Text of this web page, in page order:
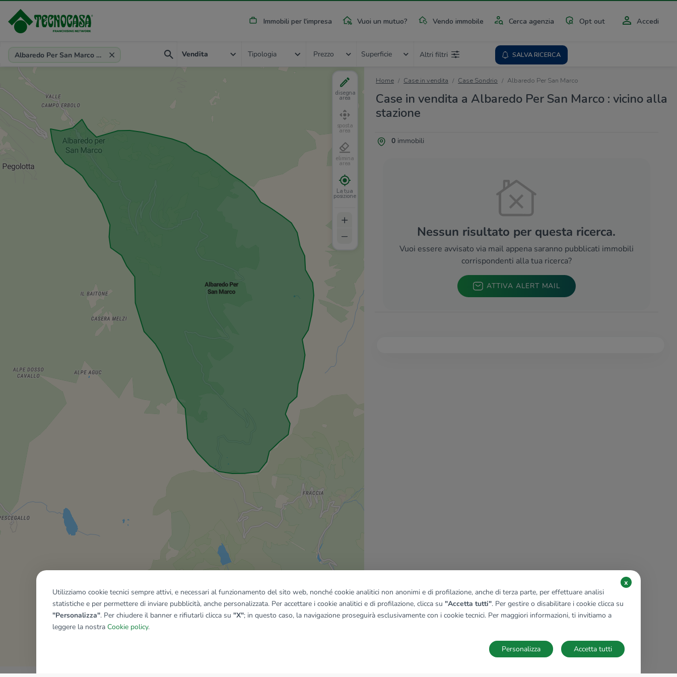
Immobili per l'impresa Vuoi un mutuo? Vendo immobile Cerca agenzia Opt out Accedi
Provincia, comune, zona, riferimento
Albaredo Per San Marco (SO) Vendita Tipologia Prezzo Superficie Altri filtri SALVA RICERCA
Home Case in vendita Case Sondrio Albaredo Per San Marco
Case in vendita a Albaredo Per San Marco : vicino alla
stazione
0immobili
Nessun risultato per questa ricerca.
Vuoi essere avvisato via mail appena saranno pubblicati immobili
corrispondenti alla tua ricerca?
ATTIVA ALERT MAIL
disegna
area
sposta
area
elimina
area
La tua
posizione
+
–
Mostra tutti gli immobili del riquadro
Utilizziamo cookie tecnici sempre attivi, e necessari al funzionamento del sito web, nonché cookie analitici non anonimi e di profilazione, anche di terza parte, per effettuare analisi
statistiche e per permettere di inviare pubblicità, anche personalizzata. Per accettare i cookie analitici e di profilazione, clicca su "Accetta tutti". Per gestire o disabilitare i cookie clicca su
"Personalizza". Per chiudere il banner e rifiutarli clicca su "X"; in questo caso, la navigazione proseguirà esclusivamente con i cookie tecnici. Per maggiori informazioni, ti invitiamo a
leggere la nostra Cookie policy.
x
Accetta tutti
Personalizza